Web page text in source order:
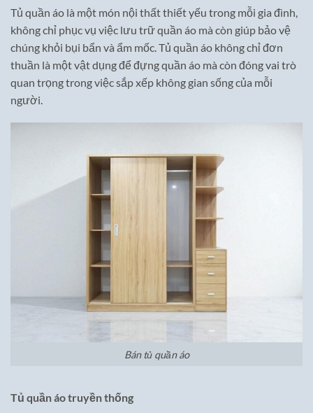
Tủ quần áo là một món nội thất thiết yếu trong mỗi gia đình,
không chỉ phục vụ việc lưu trữ quần áo mà còn giúp bảo vệ
chúng khỏi bụi bẩn và ẩm mốc. Tủ quần áo không chỉ đơn
thuần là một vật dụng để đựng quần áo mà còn đóng vai trò
quan trọng trong việc sắp xếp không gian sống của mỗi
người.
Bán tủ quần áo
Tủ quần áo truyền thống